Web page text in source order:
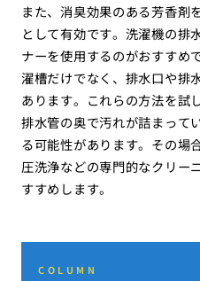
また、消臭効果のある芳香剤
として有効です。洗濯機の排
ナーを使用するのがおすすめ
濯槽だけでなく、排水口や排
あります。これらの方法を試
排水管の奥で汚れが詰まって
る可能性があります。その場
圧洗浄などの専門的なクリー
すすめします。
COLUMN